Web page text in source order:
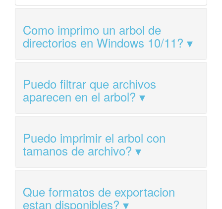
Como imprimo un arbol de
directorios en Windows 10/11?
Puedo filtrar que archivos
aparecen en el arbol?
Puedo imprimir el arbol con
tamanos de archivo?
Que formatos de exportacion
estan disponibles?